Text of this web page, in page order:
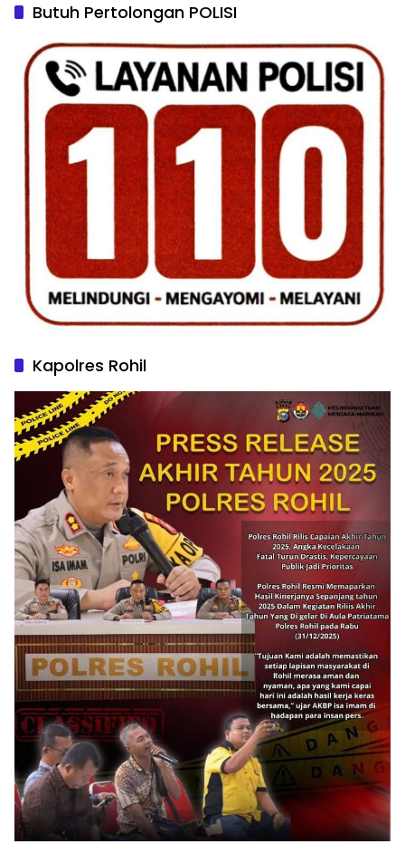
Butuh Pertolongan POLISI
Kapolres Rohil